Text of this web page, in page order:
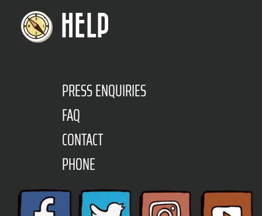
HELP
PRESS ENQUIRIES
FAQ
CONTACT
PHONE